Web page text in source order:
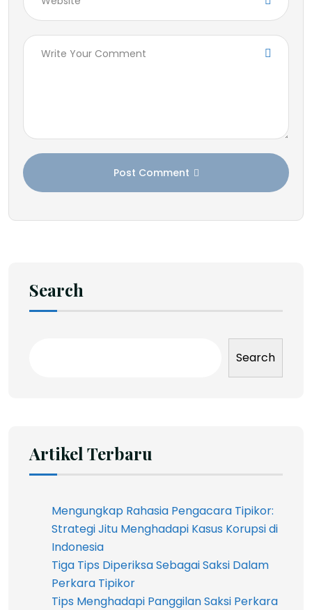
Post Comment
Search
Search
Artikel Terbaru
Mengungkap Rahasia Pengacara Tipikor:
Strategi Jitu Menghadapi Kasus Korupsi di
Indonesia
Tiga Tips Diperiksa Sebagai Saksi Dalam
Perkara Tipikor
Tips Menghadapi Panggilan Saksi Perkara